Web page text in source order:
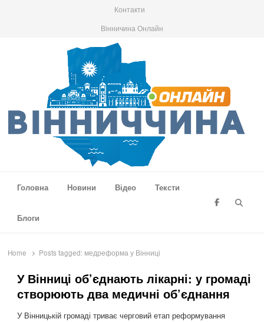
Контакти
Вінничина Онлайн
Головна
Новини Відео Тексти
Блоги
Home Posts tagged: медреформа у Вінниці
У Вінниці об’єднають лікарні: у громаді
створюють два медичні об’єднання
У Вінницькій громаді триває черговий етап реформування